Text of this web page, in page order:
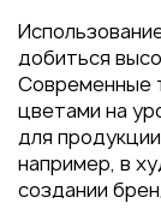
добиться
Современные
цветами на
для
например, в
создании